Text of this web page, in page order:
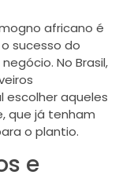
africano é
sucesso do
No Brasil,
escolher aqueles
que já tenham
o plantio.
e